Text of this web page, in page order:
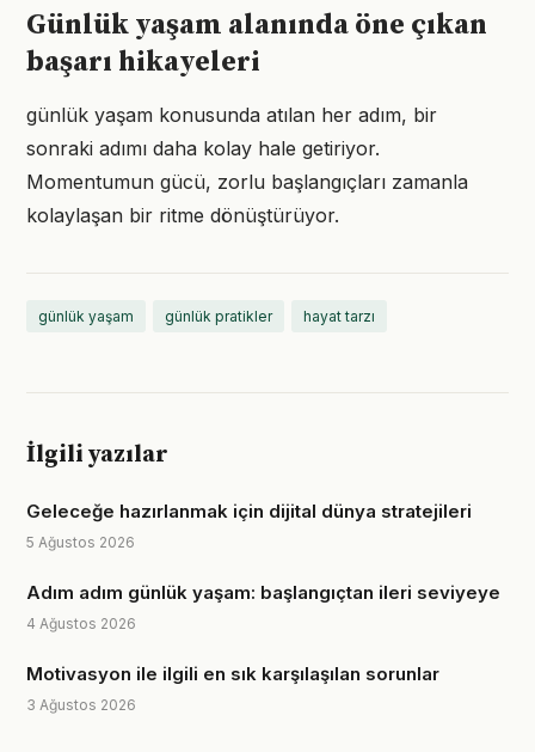
Günlük yaşam alanında öne çıkan
başarı hikayeleri
günlük yaşam konusunda atılan her adım, bir
sonraki adımı daha kolay hale getiriyor.
Momentumun gücü, zorlu başlangıçları zamanla
kolaylaşan bir ritme dönüştürüyor.
günlük yaşam günlük pratikler hayat tarzı
İlgili yazılar
Geleceğe hazırlanmak için dijital dünya stratejileri
5 Ağustos 2026
Adım adım günlük yaşam: başlangıçtan ileri seviyeye
4 Ağustos 2026
Motivasyon ile ilgili en sık karşılaşılan sorunlar
3 Ağustos 2026